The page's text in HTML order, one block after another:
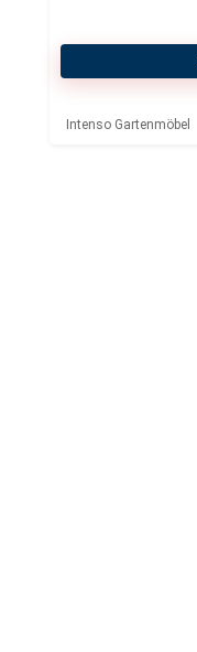
Intenso Gartenmöbel